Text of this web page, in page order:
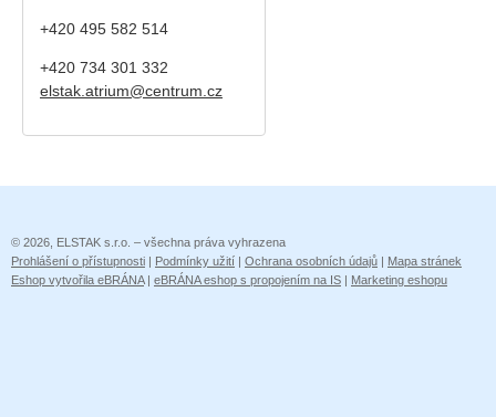
+420 495 582 514
+420 734 301 332
elstak.atrium@centrum.cz
© 2026, ELSTAK s.r.o. – všechna práva vyhrazena
Prohlášení o přístupnosti | Podmínky užití | Ochrana osobních údajů | Mapa stránek
Eshop vytvořila eBRÁNA| eBRÁNA eshop s propojením na IS | Marketing eshopu